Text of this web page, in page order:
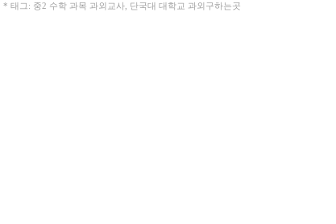
* 태그: 중2 수학 과목 과외교사, 단국대 대학교 과외구하는곳